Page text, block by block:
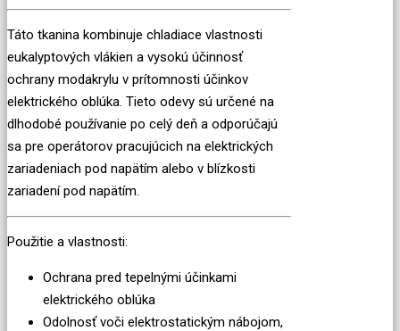
Táto tkanina kombinuje chladiace vlastnosti
eukalyptových vlákien a vysokú účinnosť
ochrany modakrylu v prítomnosti účinkov
elektrického oblúka. Tieto odevy sú určené na
dlhodobé používanie po celý deň a odporúčajú
sa pre operátorov pracujúcich na elektrických
zariadeniach pod napätím alebo v blízkosti
zariadení pod napätím.
Použitie a vlastnosti:
Ochrana pred tepelnými účinkami
elektrického oblúka
Odolnosť voči elektrostatickým nábojom,